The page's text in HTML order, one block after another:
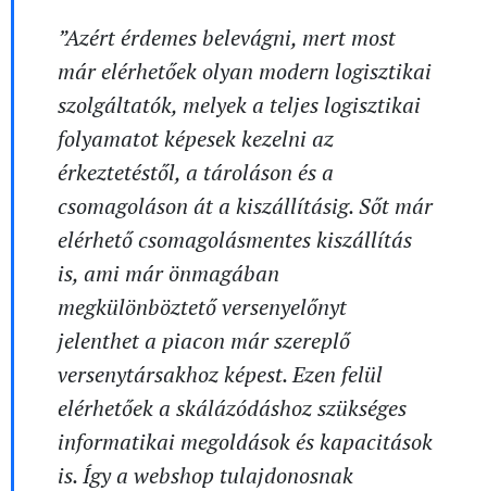
”Azért érdemes belevágni, mert most
már elérhetőek olyan modern logisztikai
szolgáltatók, melyek a teljes logisztikai
folyamatot képesek kezelni az
érkeztetéstől, a tároláson és a
csomagoláson át a kiszállításig. Sőt már
elérhető csomagolásmentes kiszállítás
is, ami már önmagában
megkülönböztető versenyelőnyt
jelenthet a piacon már szereplő
versenytársakhoz képest. Ezen felül
elérhetőek a skálázódáshoz szükséges
informatikai megoldások és kapacitások
is. Így a webshop tulajdonosnak